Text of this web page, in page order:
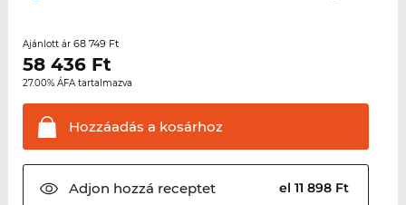
Ajánlott ár 68 749 Ft
58 436Ft
27.00% ÁFA tartalmazva
Hozzáadás a kosárhoz
Adjon hozzá receptet el 11 898 Ft